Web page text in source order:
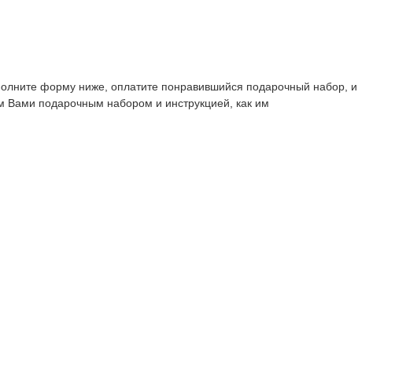
форму ниже, оплатите понравившийся подарочный набор, и
Вами подарочным набором и инструкцией, как им